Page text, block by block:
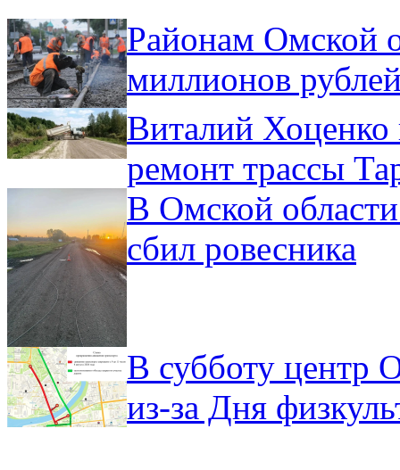
Районам Омской
миллионов
Виталий Хоценко
ремонт трассы
В Омской
сбил ровесника
В субботу центр
из-за Дня